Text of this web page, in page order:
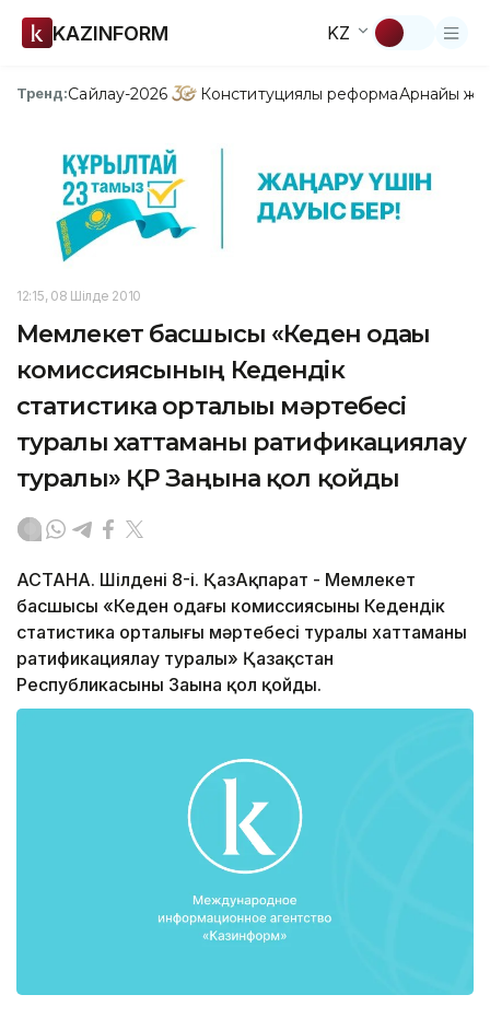
KAZINFORM KZ
Тренд:Сайлау-2026 Конституциялық реформаАрнайы
12:15, 08 Шілде 2010
Мемлекет басшысы «Кеден одағы
комиссиясының Кедендік
статистика орталығы мәртебесі
туралы хаттаманы ратификациялау
туралы» ҚР Заңына қол қойды
АСТАНА. Шілденің 8-і. ҚазАқпарат - Мемлекет
басшысы «Кеден одағы комиссиясының Кедендік
статистика орталығы мәртебесі туралы хаттаманы
ратификациялау туралы» Қазақстан
Республикасының Заңына қол қойды.